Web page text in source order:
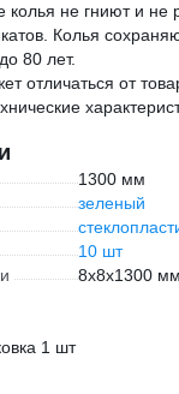
колья не гниют и не
Колья
80 лет.
отличаться от
1300 мм
зеленый
10 шт
8х8х1300 мм
1 шт